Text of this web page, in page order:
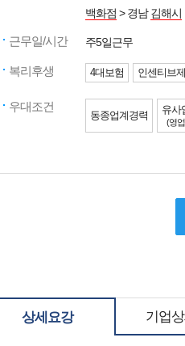
백화점 > 경남김해시
근무일/시간 주5일근무
복리후생 4대보험 인센티브제
우대조건
동종업계경력 유사
(영
상세요강 기업